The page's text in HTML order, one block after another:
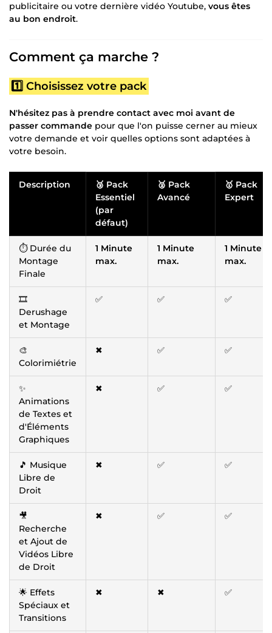
publicitaire ou votre dernière vidéo Youtube, vous êtes
au bon endroit.
Comment ça marche ?
1️⃣ Choisissez votre pack
N'hésitez pas à prendre contact avec moi avant de
passer commande pour que l'on puisse cerner au mieux
votre demande et voir quelles options sont adaptées à
votre besoin.
Description
🥉 Pack
Essentiel
(par
défaut)
🥈 Pack
Avancé
🥇 Pack
Expert
⏱ Durée du
Montage
Finale
1 Minute
max.
1 Minute
max.
1 Minute
max.
🎞
Derushage
et Montage
✅ ✅ ✅
🎨
Colorimiétrie
✖ ✅ ✅
✨
Animations
de Textes et
d'Éléments
Graphiques
✖ ✅ ✅
🎵 Musique
Libre de
Droit
✖ ✅ ✅
🎥
Recherche
et Ajout de
Vidéos Libre
de Droit
✖ ✅ ✅
🌟 Effets
Spéciaux et
Transitions
✖ ✖ ✅